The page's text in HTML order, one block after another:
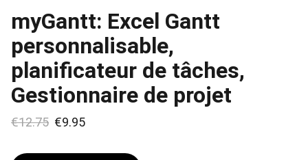
myGantt: Excel Gantt
personnalisable,
planificateur de tâches,
Gestionnaire de projet
€12.75 €9.95